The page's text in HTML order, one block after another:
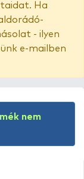
Ha
- ilyen
e-mailben
nem